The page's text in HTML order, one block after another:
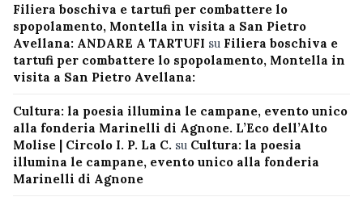
Filiera boschiva e tartufi per combattere lo
spopolamento, Montella in visita a San Pietro
Avellana: ANDARE A TARTUFI su Filiera boschiva e
tartufi per combattere lo spopolamento, Montella in
visita a San Pietro Avellana:
Cultura: la poesia illumina le campane, evento unico
alla fonderia Marinelli di Agnone. L’Eco dell’Alto
Molise | Circolo I. P. La C. su Cultura: la poesia
illumina le campane, evento unico alla fonderia
Marinelli di Agnone